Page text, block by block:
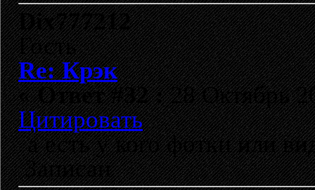
Dix777212
Гость
Re: Крэк
«Ответ #32 :28 Октябрь
Цитировать
а есть у кого фотки или
Записан